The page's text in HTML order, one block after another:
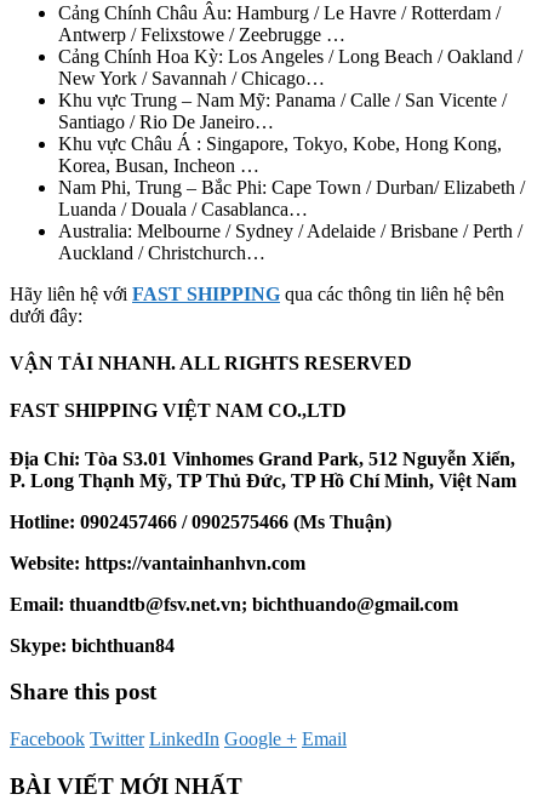
Cảng Chính Châu Âu: Hamburg / Le Havre / Rotterdam /
Antwerp / Felixstowe / Zeebrugge …
Cảng Chính Hoa Kỳ: Los Angeles / Long Beach / Oakland /
New York / Savannah / Chicago…
Khu vực Trung – Nam Mỹ: Panama / Calle / San Vicente /
Santiago / Rio De Janeiro…
Khu vực Châu Á : Singapore, Tokyo, Kobe, Hong Kong,
Korea, Busan, Incheon …
Nam Phi, Trung – Bắc Phi: Cape Town / Durban/ Elizabeth /
Luanda / Douala / Casablanca…
Australia: Melbourne / Sydney / Adelaide / Brisbane / Perth /
Auckland / Christchurch…
Hãy liên hệ với FAST SHIPPING qua các thông tin liên hệ bên
dưới đây:
VẬN TẢI NHANH. ALL RIGHTS RESERVED
FAST SHIPPING VIỆT NAM CO.,LTD
Địa Chỉ: Tòa S3.01 Vinhomes Grand Park, 512 Nguyễn Xiển,
P. Long Thạnh Mỹ, TP Thủ Đức, TP Hồ Chí Minh, Việt Nam
Hotline: 0902457466 / 0902575466 (Ms Thuận)
Website: https://vantainhanhvn.com
Email: thuandtb@fsv.net.vn; bichthuando@gmail.com
Skype: bichthuan84
Share this post
Facebook Twitter LinkedIn Google + Email
BÀI VIẾT MỚI NHẤT